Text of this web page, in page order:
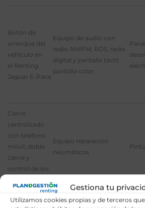
Gestiona tu
Utilizamos cookies propias y de terceros
Botón de
arranque del
vehículo en
el Renting
Jaguar E-Pace
Equipo de audio con
radio AM/FM, RDS, radio
digital y pantalla táctil
pantalla color
Cierre
centralizado
con teléfono
móvil, doble
cierre y
contról de los
Equipo reparación
neumáticos
Cinco plazas (
Espejo de cortesía